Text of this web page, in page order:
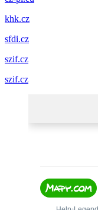
khk.cz
sfdi.cz
szif.cz
szif.cz